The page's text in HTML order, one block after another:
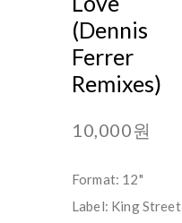
(Dennis
Ferrer
Remixes)
10,000원
Format: 12"
Label: King Street